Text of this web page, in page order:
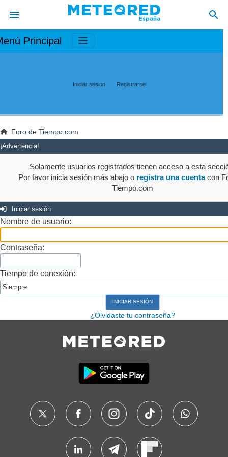
Principal
Iniciar sesión Registrarse
Foro de Tiempo.com
¡Advertencia!
Solamente usuarios registrados tienen acceso a esta
Por favor inicia sesión más abajo o registra una cuentacon
Tiempo.com
Iniciar sesión
Nombre de usuario:
Contraseña:
Tiempo de conexión:
¿Olvidaste tu contraseña?